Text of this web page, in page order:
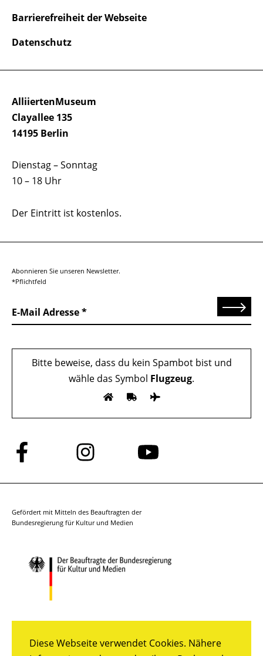
Diese Webseite verwendet Cookies. Nähere
AlliiertenMuseum
Clayallee 135
14195 Berlin
Dienstag – Sonntag
10 – 18 Uhr
Der Eintritt ist kostenlos.
Barrierefreiheit der Webseite
Datenschutz
Abonnieren Sie unseren Newsletter.
*Pflichtfeld
E-Mail Adresse Senden
Bitte beweise, dass du kein Spambot bist und
wähle das Symbol Flugzeug.
Folge
uns
auf
Folge
uns
auf
Folge
auf
Gefördert mit Mitteln des Beauftragten der
Bundesregierung für Kultur und Medien